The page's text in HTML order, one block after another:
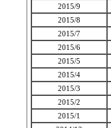
2015/9
2015/8
2015/7
2015/6
2015/5
2015/4
2015/3
2015/2
2015/1